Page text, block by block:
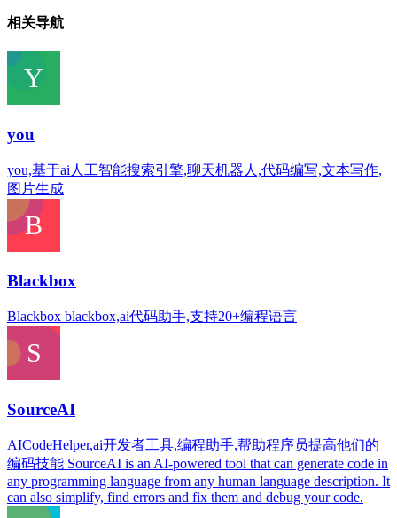
相关导航
you
you,基于ai人工智能搜索引擎,聊天机器人,代码编写,文本写作,
图片生成
Blackbox
Blackbox blackbox,ai代码助手,支持20+编程语言
SourceAI
AICodeHelper,ai开发者工具,编程助手,帮助程序员提高他们的
编码技能 SourceAI is an AI-powered tool that can generate code in
any programming language from any human language description. It
can also simplify, find errors and fix them and debug your code.